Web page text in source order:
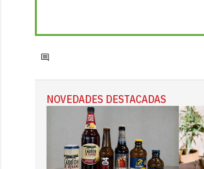
NOVEDADES DESTACADAS